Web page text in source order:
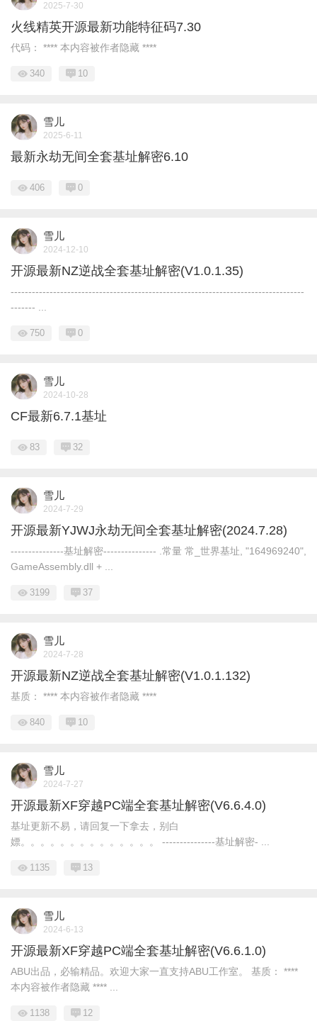
2025-7-30
火线精英开源最新功能特征码7.30
代码： **** 本内容被作者隐藏 ****
340 10
雪儿
2025-6-11
最新永劫无间全套基址解密6.10
406 0
雪儿
2024-12-10
开源最新NZ逆战全套基址解密(V1.0.1.35)
-----------------------------------------------------------------------------------
------- ...
750 0
雪儿
2024-10-28
CF最新6.7.1基址
83 32
雪儿
2024-7-29
开源最新YJWJ永劫无间全套基址解密(2024.7.28)
---------------基址解密--------------- .常量 常_世界基址, "164969240",
GameAssembly.dll + ...
3199 37
雪儿
2024-7-28
开源最新NZ逆战全套基址解密(V1.0.1.132)
基质： **** 本内容被作者隐藏 ****
840 10
雪儿
2024-7-27
开源最新XF穿越PC端全套基址解密(V6.6.4.0)
基址更新不易，请回复一下拿去，别白
嫖。。。。。。。。。。。。。。 ---------------基址解密- ...
1135 13
雪儿
2024-6-13
开源最新XF穿越PC端全套基址解密(V6.6.1.0)
ABU出品，必输精品。欢迎大家一直支持ABU工作室。 基质： ****
本内容被作者隐藏 **** ...
1138 12